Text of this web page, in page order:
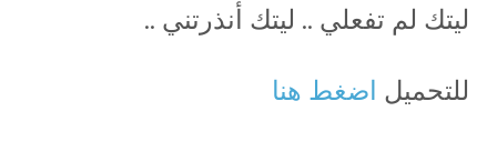
ليتك لم تفعلي .. ليتك أنذرتني ..
للتحميل اضغط هنا